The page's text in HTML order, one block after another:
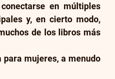
en múltiples
y, en cierto modo,
de los libros más
mujeres, a menudo